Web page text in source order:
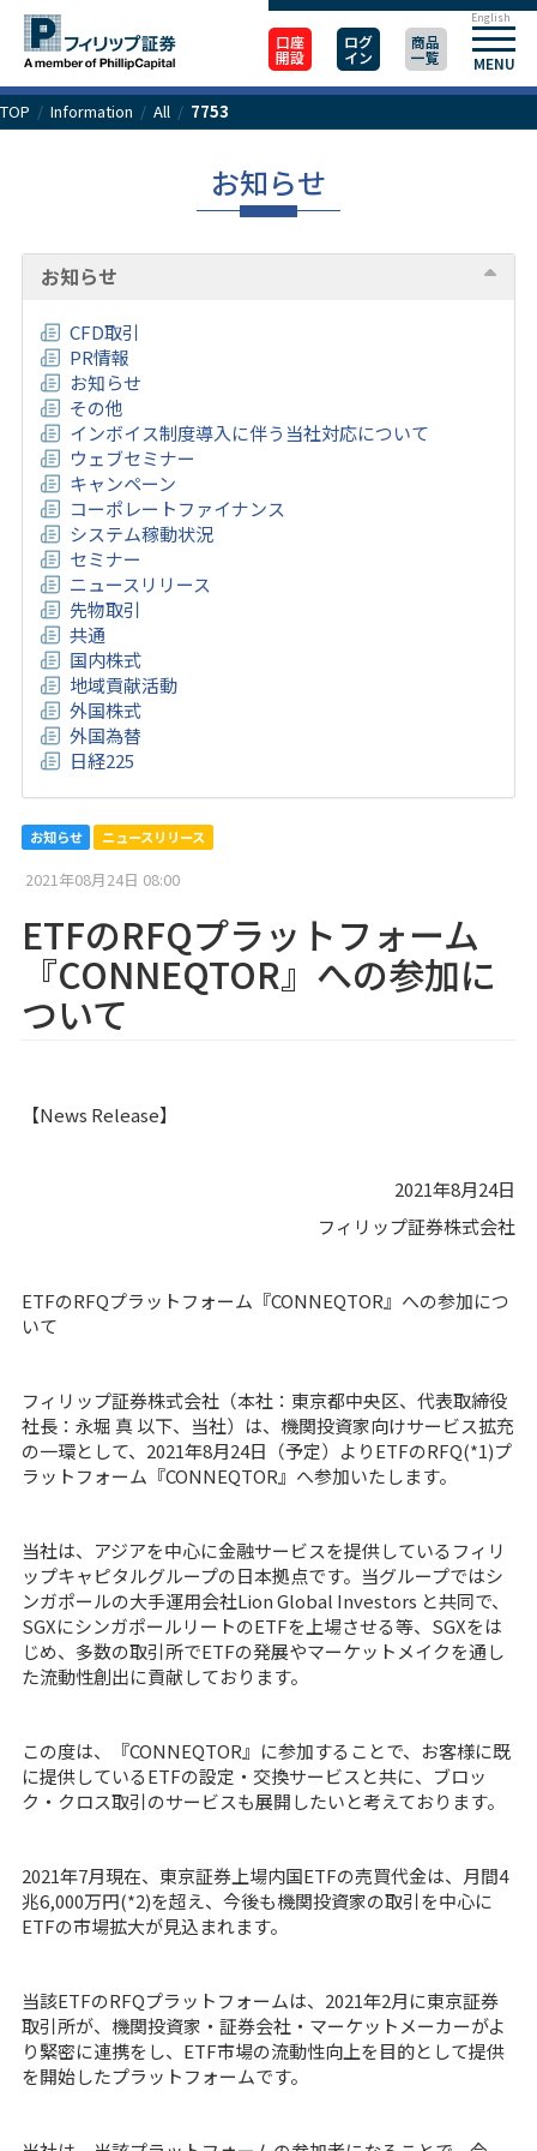
口座
開設
ログ
イン
商品
一覧 MENU
English
TOP / Information / All / 7753
お知らせ
お知らせ
CFD取引
PR情報
お知らせ
その他
インボイス制度導入に伴う当社対応について
ウェブセミナー
キャンペーン
コーポレートファイナンス
システム稼動状況
セミナー
ニュースリリース
先物取引
共通
国内株式
地域貢献活動
外国株式
外国為替
日経225
お知らせ ニュースリリース
2021年08月24日 08:00
ETFのRFQプラットフォーム
『CONNEQTOR』への参加に
ついて
【News Release】
2021年8月24日
フィリップ証券株式会社
ETFのRFQプラットフォーム『CONNEQTOR』への参加につ
いて
フィリップ証券株式会社（本社：東京都中央区、代表取締役
社長：永堀 真 以下、当社）は、機関投資家向けサービス拡充
の一環として、2021年8月24日（予定）よりETFのRFQ(*1)プ
ラットフォーム『CONNEQTOR』へ参加いたします。
当社は、アジアを中心に金融サービスを提供しているフィリ
ップキャピタルグループの日本拠点です。当グループではシ
ンガポールの大手運用会社Lion Global Investors と共同で、
SGXにシンガポールリートのETFを上場させる等、SGXをは
じめ、多数の取引所でETFの発展やマーケットメイクを通し
た流動性創出に貢献しております。
この度は、『CONNEQTOR』に参加することで、お客様に既
に提供しているETFの設定・交換サービスと共に、ブロッ
ク・クロス取引のサービスも展開したいと考えております。
2021年7月現在、東京証券上場内国ETFの売買代金は、月間4
兆6,000万円(*2)を超え、今後も機関投資家の取引を中心に
ETFの市場拡大が見込まれます。
当該ETFのRFQプラットフォームは、2021年2月に東京証券
取引所が、機関投資家・証券会社・マーケットメーカーがよ
り緊密に連携をし、ETF市場の流動性向上を目的として提供
を開始したプラットフォームです。